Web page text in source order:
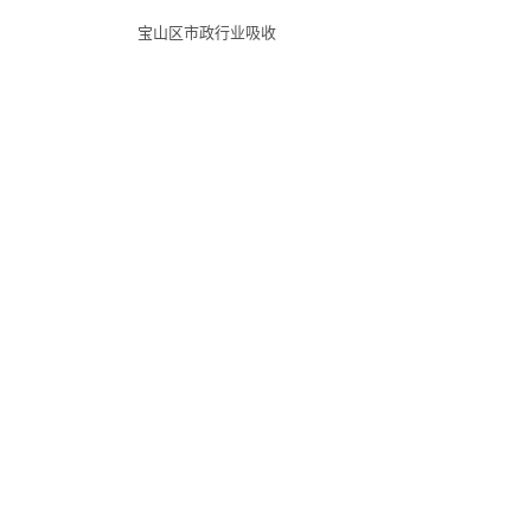
宝山区市政行业吸收